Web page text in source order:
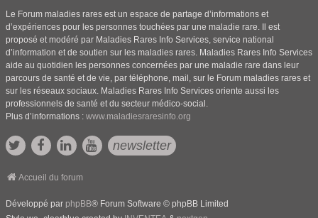
Le Forum maladies rares est un espace de partage d’informations et
d’expériences pour les personnes touchées par une maladie rare. Il est
proposé et modéré par Maladies Rares Info Services, service national
d’information et de soutien sur les maladies rares. Maladies Rares Info Services
aide au quotidien les personnes concernées par une maladie rare dans leur
parcours de santé et de vie, par téléphone, mail, sur le Forum maladies rares et
sur les réseaux sociaux. Maladies Rares Info Services oriente aussi les
professionnels de santé et du secteur médico-social.
Plus d’informations : www.maladiesraresinfo.org
newsletter
Accueil du forum
Développé par phpBB® Forum Software © phpBB Limited